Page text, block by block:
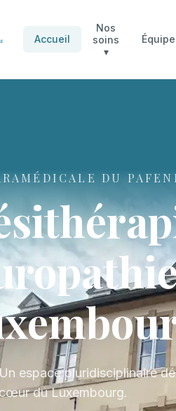
Accueil
Nos
soins
▾
Équipe
DU
espace pluridisciplinaire
du Luxembourg.